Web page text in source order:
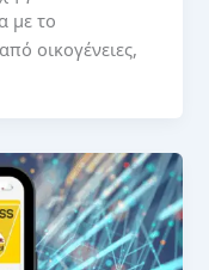
με το
οικογένειες,